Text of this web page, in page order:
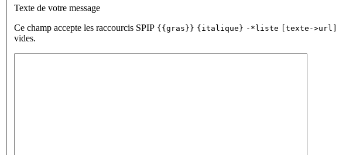
Texte de votre message
Ce champ accepte les raccourcis SPIP {{gras}} {italique} -*liste [texte->url]
vides.